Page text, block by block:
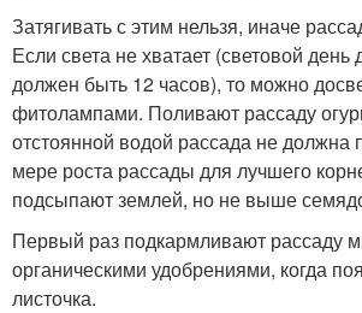
Затягивать с этим нельзя, иначе
Если света не хватает (световой день
должен быть 12 часов), то можно
фитолампами. Поливают рассаду
отстоянной водой рассада не должна
мере роста рассады для лучшего
подсыпают землей, но не выше
Первый раз подкармливают рассаду
органическими удобрениями, когда
листочка.